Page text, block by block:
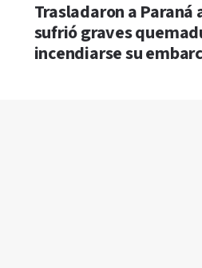
Trasladaron a Paraná
sufrió graves
incendiarse su